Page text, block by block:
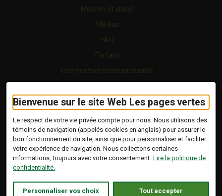
Bienvenue sur le site Web Les pages vertes
Le respect de votre vie privée compte pour nous. Nous utilisons des
témoins de navigation (appelés cookies en anglais) pour assurer le
bon fonctionnement du site, ainsi que pour personnaliser et faciliter
votre expérience de navigation. Nous collectons certaines
informations, toujours avec votre consentement. Lire la politique de
confidentialité.
Personnaliser vos choix Tout accepter
Mission et vision
Médias
FAQ
Forfaits
Certification écoresponsable
Vidéo
Blogue
Copyright © 2026 Tous droits réservés.
Les Pages Vertes | Répertoire d'entreprises
écoresponsables.
Conception :Ekloweb
Ce lien s'ouvrira dans
Politique de confidentialité